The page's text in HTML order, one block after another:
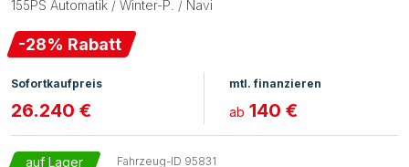
155PS Automatik / Winter-P. / Navi
-28% Rabatt
Sofortkaufpreis
26.240 €
mtl. finanzieren
ab 140 €
auf Lager Fahrzeug-ID 95831